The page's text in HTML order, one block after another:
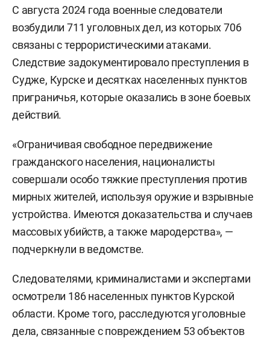
С августа 2024 года военные следователи
возбудили 711 уголовных дел, из которых 706
связаны с террористическими атаками.
Следствие задокументировало преступления в
Судже, Курске и десятках населенных пунктов
приграничья, которые оказались в зоне боевых
действий.
«Ограничивая свободное передвижение
гражданского населения, националисты
совершали особо тяжкие преступления против
мирных жителей, используя оружие и взрывные
устройства. Имеются доказательства и случаев
массовых убийств, а также мародерства», —
подчеркнули в ведомстве.
Следователями, криминалистами и экспертами
осмотрели 186 населенных пунктов Курской
области. Кроме того, расследуются уголовные
дела, связанные с повреждением 53 объектов